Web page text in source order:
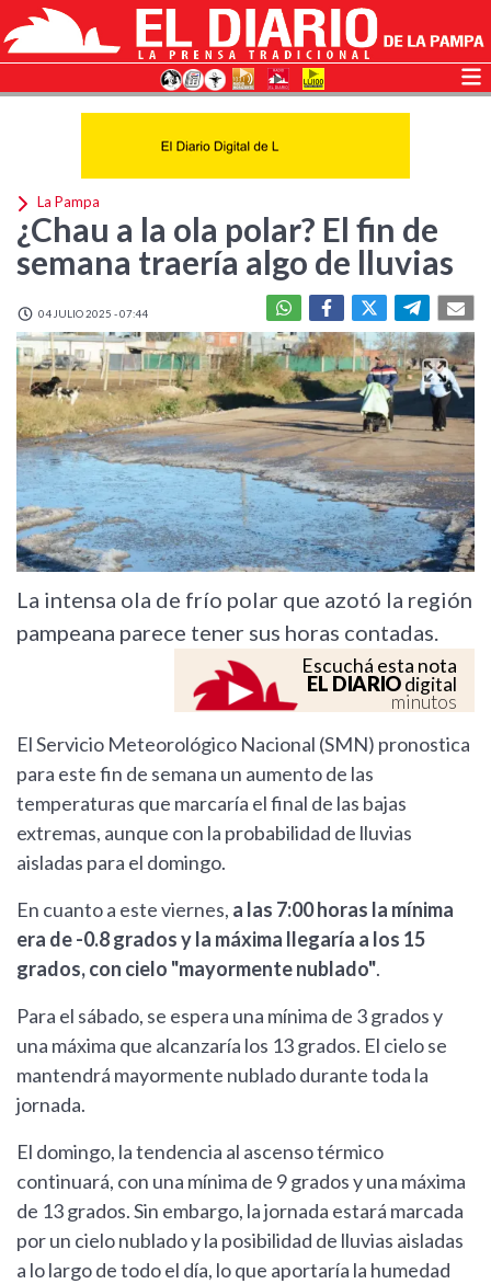
La Pampa
¿Chau a la ola polar? El fin de
semana traería algo de lluvias
04 JULIO 2025 - 07:44
La intensa ola de frío polar que azotó la región
pampeana parece tener sus horas contadas.
Escuchá esta nota
EL DIARIOdigital
minutos
El Servicio Meteorológico Nacional (SMN) pronostica
para este fin de semana un aumento de las
temperaturas que marcaría el final de las bajas
extremas, aunque con la probabilidad de lluvias
aisladas para el domingo.
En cuanto a este viernes, a las 7:00 horas la mínima
era de -0.8 grados y la máxima llegaría a los 15
grados, con cielo "mayormente nublado".
Para el sábado, se espera una mínima de 3 grados y
una máxima que alcanzaría los 13 grados. El cielo se
mantendrá mayormente nublado durante toda la
jornada.
El domingo, la tendencia al ascenso térmico
continuará, con una mínima de 9 grados y una máxima
de 13 grados. Sin embargo, la jornada estará marcada
por un cielo nublado y la posibilidad de lluvias aisladas
a lo largo de todo el día, lo que aportaría la humedad